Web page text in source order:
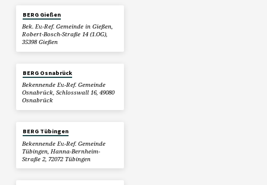
BERG Gießen
Bek. Ev.-Ref. Gemeinde in Gießen,
Robert-Bosch-Straße 14 (1.OG),
35398 Gießen
BERG Osnabrück
Bekennende Ev.-Ref. Gemeinde
Osnabrück, Schlosswall 16, 49080
Osnabrück
BERG Tübingen
Bekennende Ev.-Ref. Gemeinde
Tübingen, Hanna-Bernheim-
Straße 2, 72072 Tübingen